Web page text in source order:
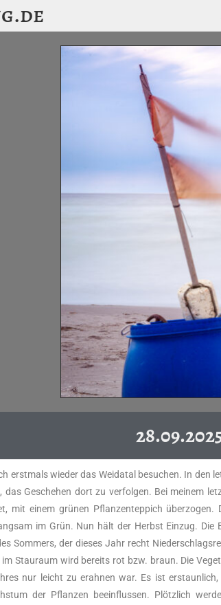
erstmals wieder das Weidatal besuchen. In den
das Geschehen dort zu verfolgen. Bei meinem
mit einem grünen Pflanzenteppich überzogen.
im Grün. Nun hält der Herbst Einzug. Die
Sommers, der dieses Jahr recht
Stauraum wird bereits rot bzw. braun. Die
nur leicht zu erahnen war. Es ist
der Pflanzen beeinflussen. Plötzlich